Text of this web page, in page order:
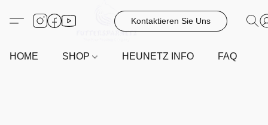
Kontaktieren Sie Uns
HOME SHOP HEUNETZ INFO FAQ